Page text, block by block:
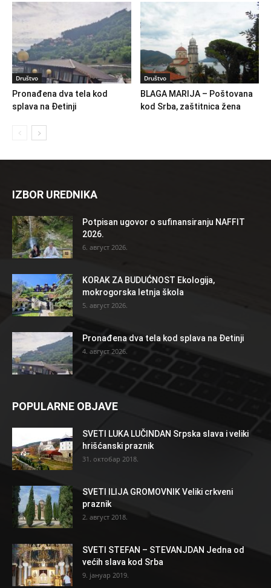
Društvo
Pronađena dva tela kod
splava na Đetinji
Društvo
BLAGA MARIJA – Poštovana
kod Srba, zaštitnica žena
IZBOR UREDNIKA
Potpisan ugovor o sufinansiranju NAFFIT
2026.
6. август 2026.
KORAK ZA BUDUĆNOST Ekologija,
mokrogorska letnja škola
5. август 2026.
Pronađena dva tela kod splava na Đetinji
4. август 2026.
POPULARNE OBJAVE
SVETI LUKA LUČINDAN Srpska slava i veliki
hrišćanski praznik
31. октобар 2018.
SVETI ILIJA GROMOVNIK Veliki crkveni
praznik
2. август 2018.
SVETI STEFAN – STEVANJDAN Jedna od
većih slava kod Srba
9. јануар 2019.